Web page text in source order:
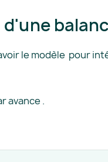
le modèle pour
avance .